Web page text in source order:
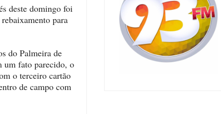
deste domingo foi
para
do Palmeira de
um fato parecido, o
o terceiro cartão
de campo com